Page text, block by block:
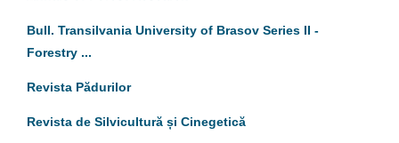
Bull. Transilvania University of Brasov Series II -
Forestry ...
Revista Pădurilor
Revista de Silvicultură și Cinegetică